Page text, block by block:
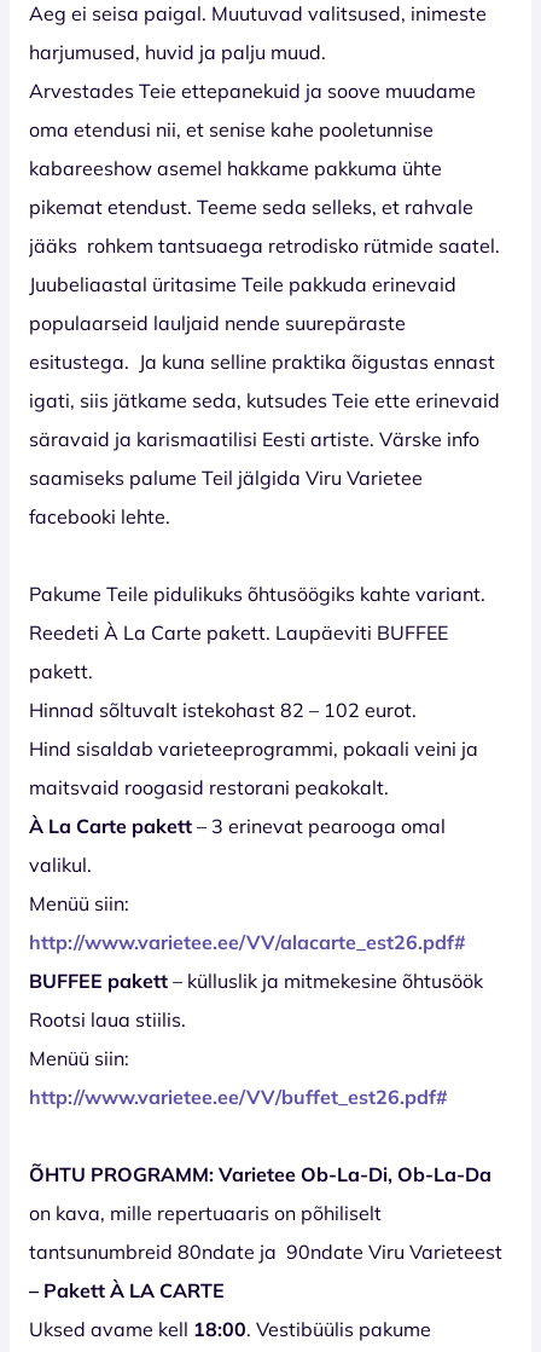
Aeg ei seisa paigal. Muutuvad valitsused, inimeste
harjumused, huvid ja palju muud.
Arvestades Teie ettepanekuid ja soove muudame
oma etendusi nii, et senise kahe pooletunnise
kabareeshow asemel hakkame pakkuma ühte
pikemat etendust. Teeme seda selleks, et rahvale
jääks rohkem tantsuaega retrodisko rütmide saatel.
Juubeliaastal üritasime Teile pakkuda erinevaid
populaarseid lauljaid nende suurepäraste
esitustega. Ja kuna selline praktika õigustas ennast
igati, siis jätkame seda, kutsudes Teie ette erinevaid
säravaid ja karismaatilisi Eesti artiste. Värske info
saamiseks palume Teil jälgida Viru Varietee
facebooki lehte.
Pakume Teile pidulikuks õhtusöögiks kahte variant.
Reedeti À La Carte pakett. Laupäeviti BUFFEE
pakett.
Hinnad sõltuvalt istekohast 82 – 102 eurot.
Hind sisaldab varieteeprogrammi, pokaali veini ja
maitsvaid roogasid restorani peakokalt.
À La Carte pakett – 3 erinevat pearooga omal
valikul.
Menüü siin:
http://www.varietee.ee/VV/alacarte_est26.pdf#
BUFFEE pakett – külluslik ja mitmekesine õhtusöök
Rootsi laua stiilis.
Menüü siin:
http://www.varietee.ee/VV/buffet_est26.pdf#
ÕHTU PROGRAMM: Varietee Ob-La-Di, Ob-La-Da
on kava, mille repertuaaris on põhiliselt
tantsunumbreid 80ndate ja 90ndate Viru Varieteest
– Pakett À LA CARTE
Uksed avame kell 18:00. Vestibüülis pakume